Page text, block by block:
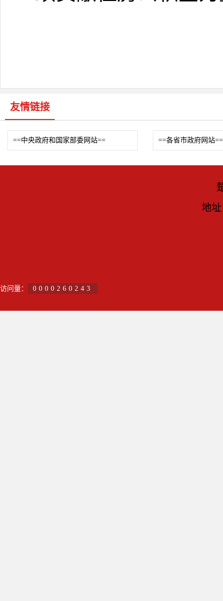
友情链接
==中央政府和国家部委网站== ==各省市政府网站==
地
访问量： 0000260243